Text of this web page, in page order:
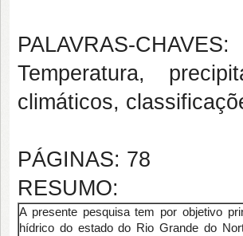
PALAVRAS-CHAVES:
Temperatura,
climáticos,
PÁGINAS: 78
RESUMO:
A presente pesquisa tem por objetivo
hídrico do estado do Rio Grande do